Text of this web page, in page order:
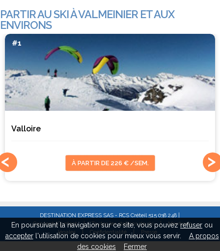
PARTIR AU SKI À VALMEINIER ET AUX
ENVIRONS
#1
À PARTIR DE 226 € /SEM.
Valloire
DESTINATION EXPRESS SAS - RCS Créteil 515 038 248 |
Concept/Contact
| Toutes les stations de ski |
Mentions
légales
Confidentialité | Presse
En poursuivant la navigation sur ce site, vous pouvezrefuser ou
accepterl'utilisation de cookies pour mieux vous servir.
A propos
des cookies
Fermer